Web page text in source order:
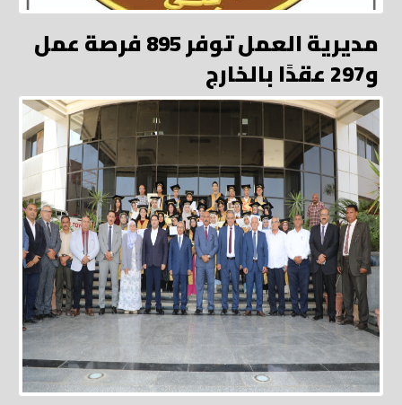
مديرية العمل توفر 895 فرصة عمل
و297 عقدًا بالخارج